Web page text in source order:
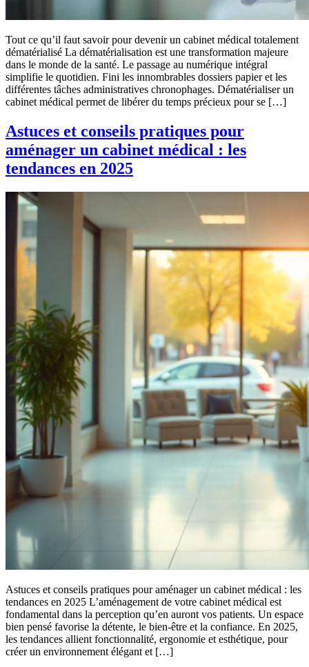
Tout ce qu’il faut savoir pour devenir un cabinet médical totalement
dématérialisé La dématérialisation est une transformation majeure
dans le monde de la santé. Le passage au numérique intégral
simplifie le quotidien. Fini les innombrables dossiers papier et les
différentes tâches administratives chronophages. Dématérialiser un
cabinet médical permet de libérer du temps précieux pour se […]
Astuces et conseils pratiques pour
aménager un cabinet médical : les
tendances en 2025
Astuces et conseils pratiques pour aménager un cabinet médical : les
tendances en 2025 L’aménagement de votre cabinet médical est
fondamental dans la perception qu’en auront vos patients. Un espace
bien pensé favorise la détente, le bien-être et la confiance. En 2025,
les tendances allient fonctionnalité, ergonomie et esthétique, pour
créer un environnement élégant et […]